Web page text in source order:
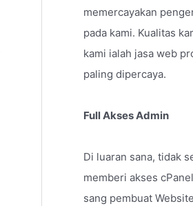
memercayakan
pada kami. Kualitas
kami ialah jasa web
paling dipercaya.
Full Akses Admin
Di luaran sana, tidak
memberi akses
sang pembuat